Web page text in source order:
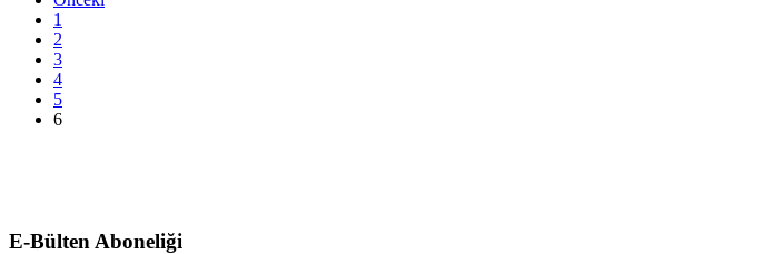
1
2
3
4
5
6
E-Bülten Aboneliği